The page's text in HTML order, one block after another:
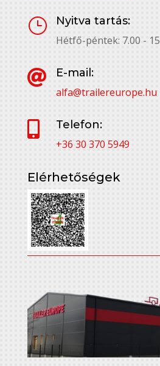
}
Nyitva tartás:
Hétfő-péntek: 7.00 -

E-mail:
alfa@trailereurope.hu

Telefon:
+36 30 370 5949
Elérhetőségek